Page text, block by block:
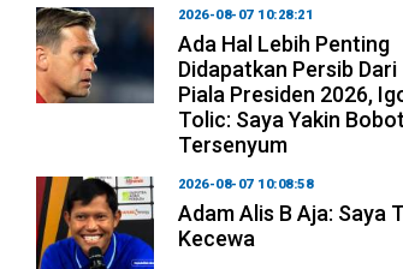
2026-08-07 10:28:21
Ada Hal Lebih Penting
Didapatkan Persib Dari
Piala Presiden 2026,
Tolic: Saya Yakin
Tersenyum
2026-08-07 10:08:58
Adam Alis B Aja: Saya
Kecewa